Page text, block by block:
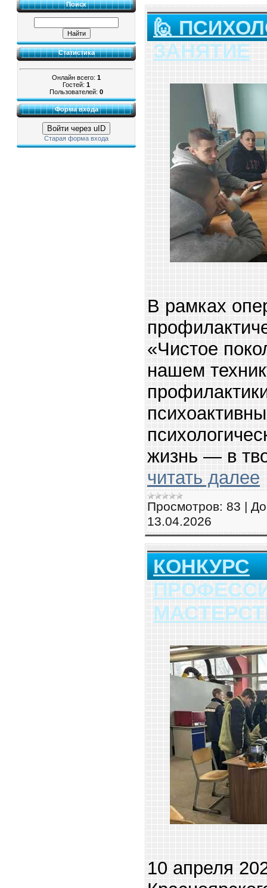
Поиск
Статистика
Онлайн всего: 1
Гостей: 1
Пользователей: 0
Форма входа
Войти через uID
Старая форма входа
🙋
ЗАНЯТИЕ
В рамках
«Чистое
нашем
жизнь — в
читать далее
Просмотров: 83 |
13.04.2026
КОНКУРС
10 апреля